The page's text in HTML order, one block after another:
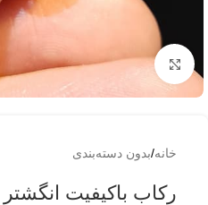
برای بزرگنمایی کلیک کنید
خانه/بدون دسته‌بندی
رکاب باکیفیت